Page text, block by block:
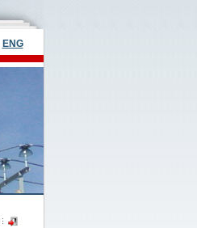
ENG